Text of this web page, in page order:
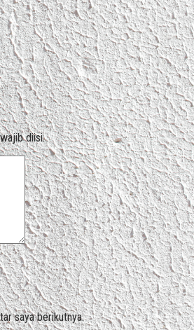
diisi.
saya berikutnya.